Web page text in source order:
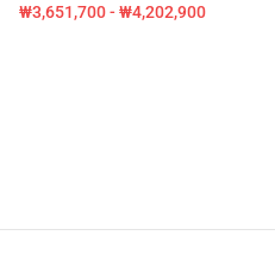
₩3,651,700 - ₩4,202,900